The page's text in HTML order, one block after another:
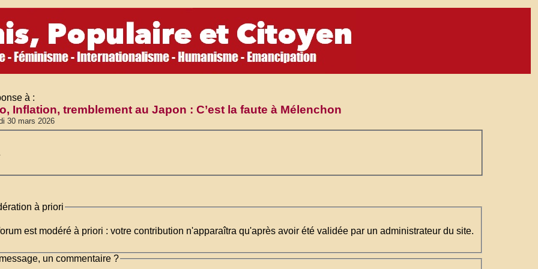
à :
Inflation, tremblement au Japon : C’est la faute à Mélenchon
30 mars 2026
à priori
est modéré à priori : votre contribution n'apparaîtra qu'après avoir été validée par un administrateur du site.
un commentaire ?